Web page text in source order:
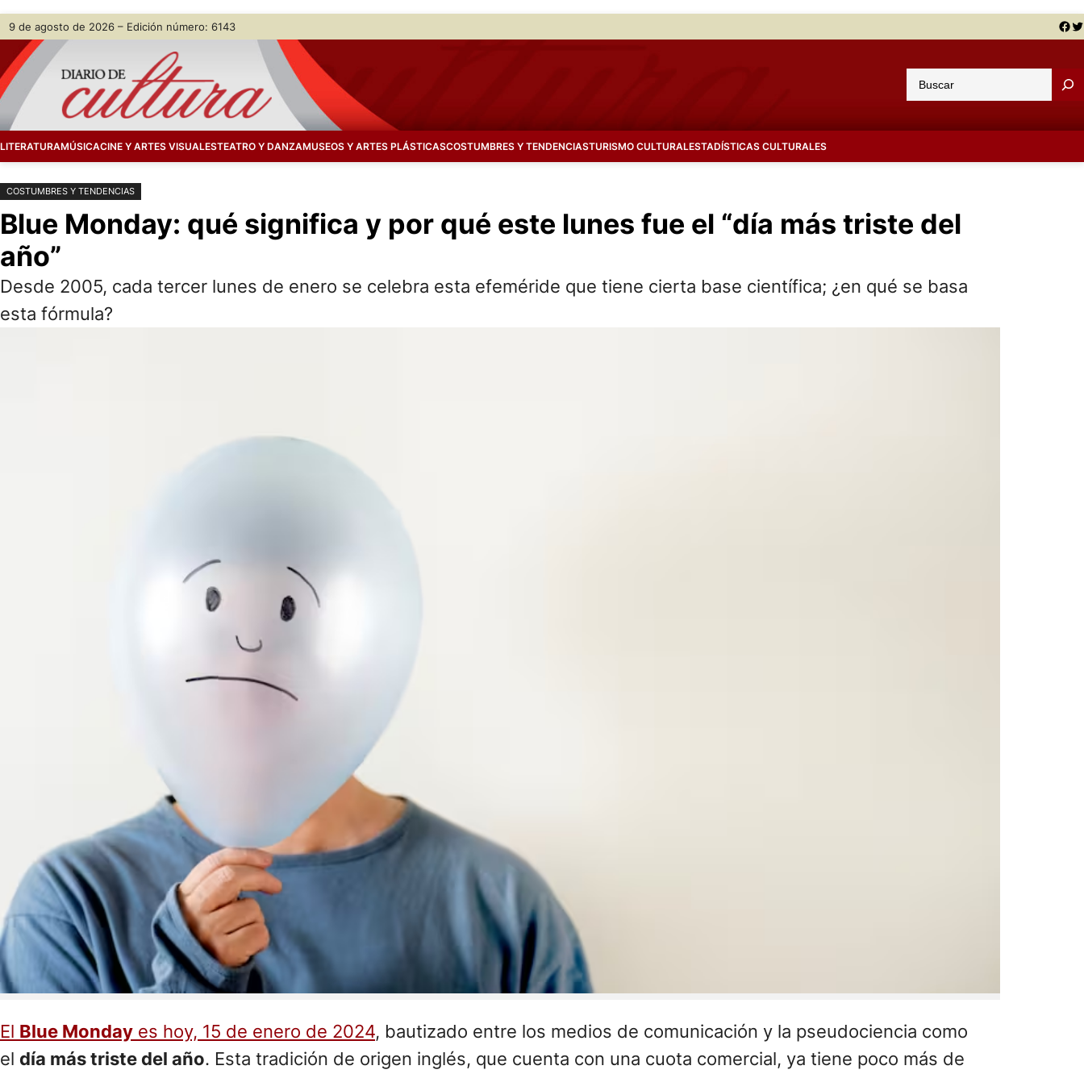
Saltar
contenido
Skip
content
9 de agosto de 2026 – Edición número: 6143 Facebook Twitter
u
a
LITERATURAMÚSICACINE Y ARTES VISUALESTEATRO Y DANZAMUSEOS Y ARTES PLÁSTICASCOSTUMBRES Y TENDENCIASTURISMO CULTURALESTADÍSTICAS CULTURALES
COSTUMBRES Y TENDENCIAS
Blue Monday: qué significa y por qué este lunes fue el “día más triste del
año”
Desde 2005, cada tercer lunes de enero se celebra esta efeméride que tiene cierta base científica; ¿en qué se basa
esta fórmula?
El Blue Monday es hoy, 15 de enero de 2024, bautizado entre los medios de comunicación y la pseudociencia como
el día más triste del año. Esta tradición de origen inglés, que cuenta con una cuota comercial, ya tiene poco más de